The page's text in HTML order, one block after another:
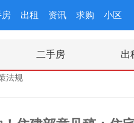
房 出租 资讯 求购 小区
二手房 出
法规